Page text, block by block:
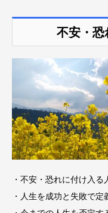
不安・恐
・不安・恐れに付け入る
・人生を成功と失敗で定